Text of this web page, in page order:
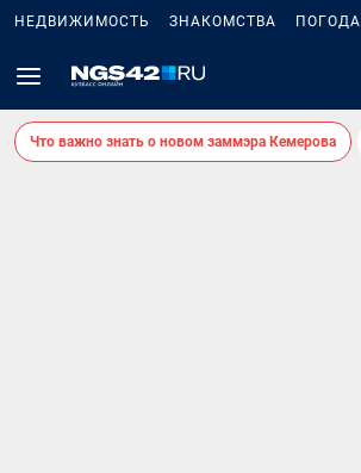
НЕДВИЖИМОСТЬ ЗНАКОМСТВА ПОГОДА
Что важно знать о новом заммэра Кемерова